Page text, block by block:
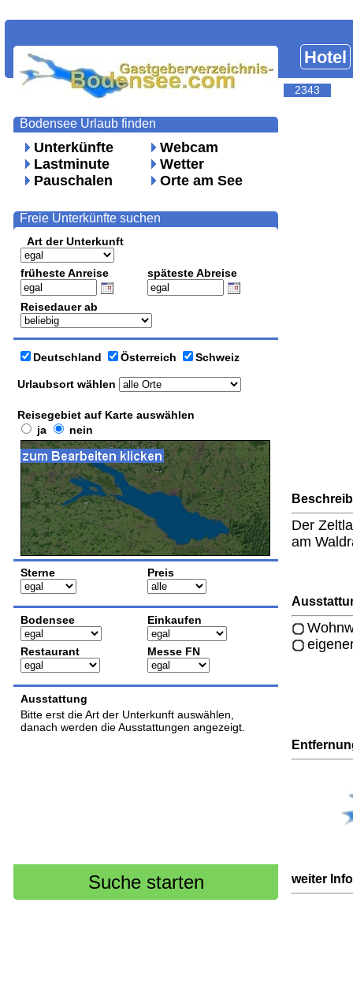
Unterkünfte
Lastminute
Pauschalen
Webcam
Wetter
Orte am See
Bodensee Urlaub finden
Art der Unterkunft
früheste Anreise späteste Abreise
Reisedauer ab
Urlaubsort wählen
Deutschland Österreich Schweiz
Reisegebiet auf Karte auswählen
ja
nein
Sterne Preis
Bodensee Einkaufen
Restaurant Messe FN
Ausstattung
Bitte erst die Art der Unterkunft auswählen,
danach werden die Ausstattungen angezeigt.
Freie Unterkünfte suchen
Hotel
2343
Der
am
weiter